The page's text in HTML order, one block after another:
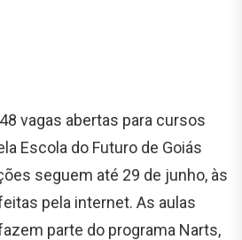
vagas abertas para cursos
Escola do Futuro de Goiás
seguem até 29 de junho, às
pela internet. As aulas
parte do programa Narts,